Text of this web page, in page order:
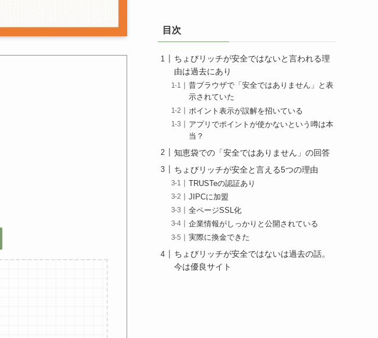
目次
ちょびリッチが安全ではないと言われる理
由は過去にあり
昔ブラウザで「安全ではありません」と表
示されていた
ポイント表示が誤解を招いている
アプリでポイントが使かないという噂は本
当？
知恵袋での「安全ではありません」の回答
ちょびリッチが安全と言える5つの理由
TRUSTeの認証あり
JIPCに加盟
全ページSSL化
企業情報がしっかりと公開されている
実際に換金できた
ちょびリッチが安全ではないは過去の話。
今は優良サイト